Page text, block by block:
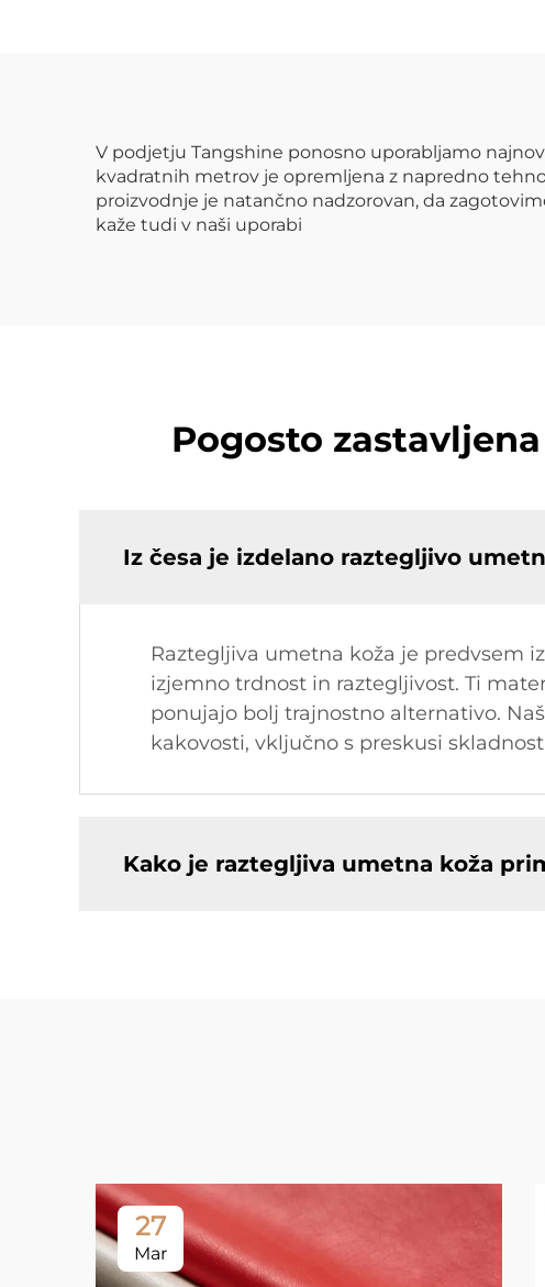
V podjetju Tangshine ponosno uporabljamo
kvadratnih metrov je opremljena z napredno
proizvodnje je natančno nadzorovan, da
kaže tudi v naši uporabi
Pogosto
Iz česa je izdelano raztegljivo
Raztegljiva umetna koža je predvsem
izjemno trdnost in raztegljivost. Ti
ponujajo bolj trajnostno alternativo.
kakovosti, vključno s preskusi
Kako je raztegljiva umetna koža
27
Mar